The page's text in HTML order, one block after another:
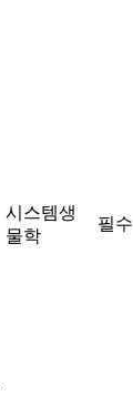
시스템생
물학
필수